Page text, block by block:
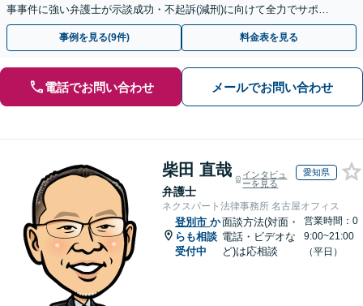
事事件に強い弁護士が示談成功・不起訴(減刑)に向けて全力でサポー
トします。【加害者側の相談専門】
事例を見る(9件) 料金表を見る
電話でお問い合わせ メールでお問い合わせ
柴田 直哉
弁護士
インタビュ
ーを見る
愛知県
ネクスパート法律事務所 名古屋オフィス
登別市 か
らも相談
受付中
面談方法(対面・
電話・ビデオな
ど)は応相談
営業時間：0
9:00~21:00
（平日）